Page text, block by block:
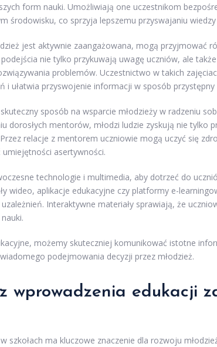
form nauki. Umożliwiają one uczestnikom
środowisku, co sprzyja lepszemu przyswajaniu
jest aktywnie zaangażowana, mogą przyjmować
nie tylko przykuwają uwagę uczniów, ale
problemów. Uczestnictwo w takich
i ułatwia przyswojenie informacji w sposób przystępny
sposób na wsparcie młodzieży w radzeniu
dorosłych mentorów, młodzi ludzie zyskują nie tylko
relacje z mentorem uczniowie mogą uczyć się
asertywności.
technologie i multimedia, aby dotrzeć do
wideo, aplikacje edukacyjne czy platformy e-
Interaktywne materiały sprawiają, że
możemy skuteczniej komunikować istotne
podejmowania decyzji przez młodzież.
wprowadzenia edukacji
szkołach ma kluczowe znaczenie dla rozwoju